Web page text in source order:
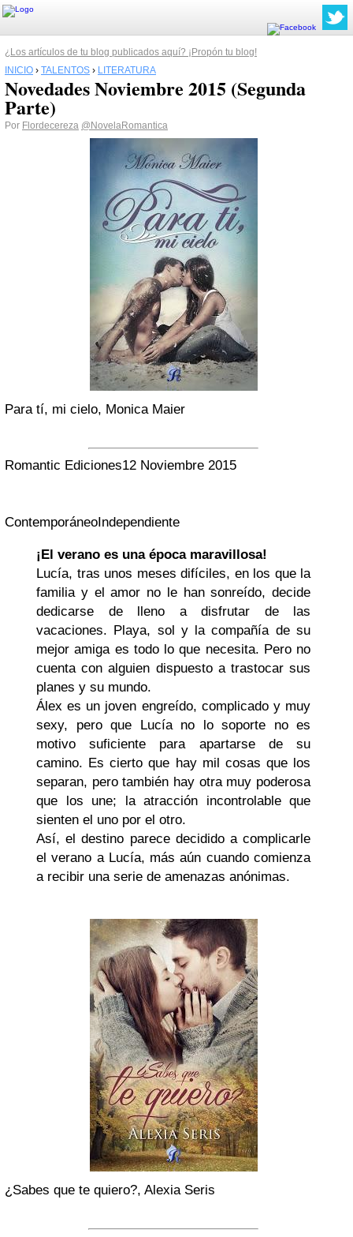
¿Los artículos de tu blog publicados aquí? ¡Propón tu blog!
INICIO › TALENTOS › LITERATURA
Novedades Noviembre 2015 (Segunda
Parte)
Por Flordecereza @NovelaRomantica
Para tí, mi cielo, Monica Maier
Romantic Ediciones12 Noviembre 2015
ContemporáneoIndependiente
¡El verano es una época maravillosa!
Lucía, tras unos meses difíciles, en los que la
familia y el amor no le han sonreído, decide
dedicarse de lleno a disfrutar de las
vacaciones. Playa, sol y la compañía de su
mejor amiga es todo lo que necesita. Pero no
cuenta con alguien dispuesto a trastocar sus
planes y su mundo.
Álex es un joven engreído, complicado y muy
sexy, pero que Lucía no lo soporte no es
motivo suficiente para apartarse de su
camino. Es cierto que hay mil cosas que los
separan, pero también hay otra muy poderosa
que los une; la atracción incontrolable que
sienten el uno por el otro.
Así, el destino parece decidido a complicarle
el verano a Lucía, más aún cuando comienza
a recibir una serie de amenazas anónimas.
¿Sabes que te quiero?, Alexia Seris